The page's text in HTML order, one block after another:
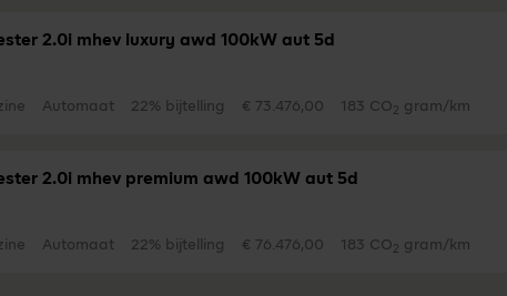
2.0i mhev luxury awd 100kW aut 5d
Automaat 22% bijtelling € 73.476,00 183 CO 2 gram/km
2.0i mhev premium awd 100kW aut 5d
Automaat 22% bijtelling € 76.476,00 183 CO 2 gram/km